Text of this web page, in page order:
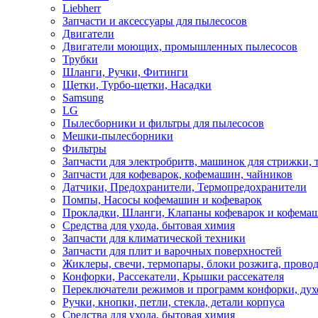
Liebherr
Запчасти и аксессуары для пылесосов
Двигатели
Двигатели моющих, промышленных пылесосов
Трубки
Шланги, Ручки, Фитинги
Щетки, Турбо-щетки, Насадки
Samsung
LG
Пылесборники и фильтры для пылесосов
Мешки-пылесборники
Фильтры
Запчасти для электробритв, машинок для стрижки,
Запчасти для кофеварок, кофемашин, чайников
Датчики, Предохранители, Термопредохранители
Помпы, Насосы кофемашин и кофеварок
Прокладки, Шланги, Клапаны кофеварок и
Средства для ухода, бытовая химия
Запчасти для климатической техники
Запчасти для плит и варочных поверхностей
Жиклеры, свечи, термопары, блоки розжига,
Конфорки, Рассекатели, Крышки рассекателя
Переключатели режимов и программ конфорки,
Ручки, кнопки, петли, стекла, детали корпуса
Средства для ухода, бытовая химия